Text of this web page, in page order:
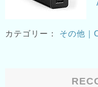
カテゴリー： その他｜